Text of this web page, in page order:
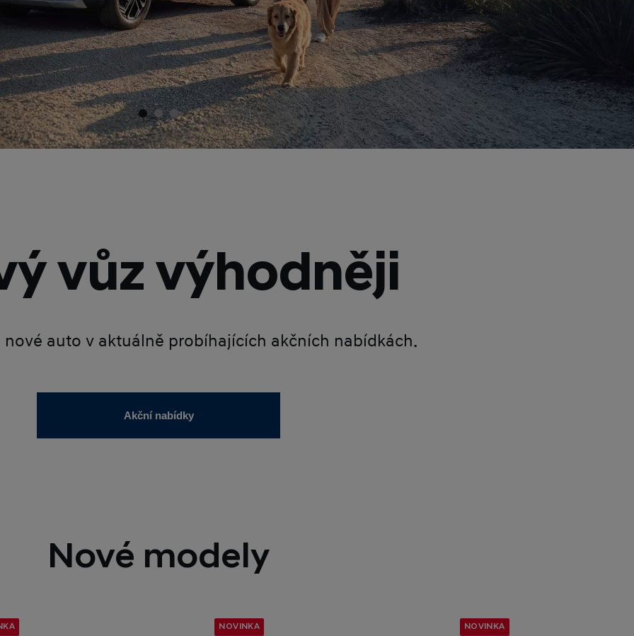
vůz výhodněji
nové auto v aktuálně probíhajících akčních nabídkách.
Akční nabídky
Nové modely
NOVINKA NOVINKA